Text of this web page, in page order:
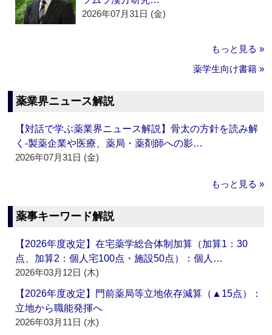
2026年07月31日 (金)
もっと見る »
薬学生向け書籍 »
薬業界ニュース解説
【対話で学ぶ薬業界ニュース解説】骨太の方針を読み解
く‐製薬企業や医療、薬局・薬剤師への影…
2026年07月31日 (金)
もっと見る »
薬事キーワード解説
【2026年度改定】在宅薬学総合体制加算（加算1：30
点、加算2：個人宅100点・施設50点）：個人…
2026年03月12日 (木)
【2026年度改定】門前薬局等立地依存減算（▲15点）：
立地から職能発揮へ
2026年03月11日 (水)